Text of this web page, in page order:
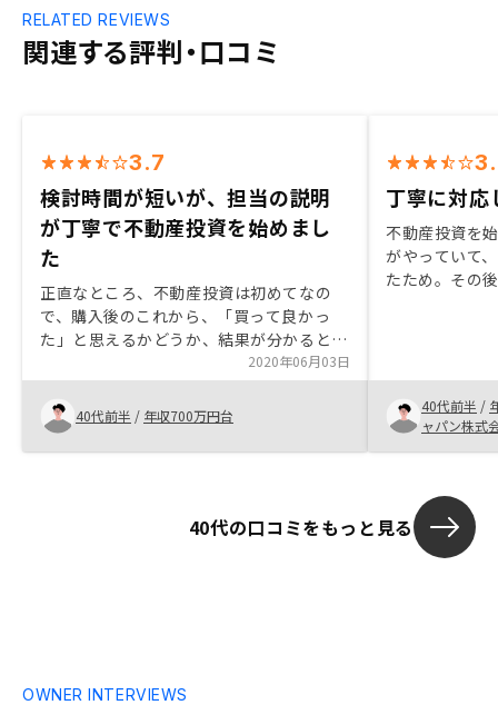
関連する評判・口コミ
RELATED REVIEWS
3.7
検討時間が短いが、担当の説明
が丁寧で不動産投資を始めまし
た
正直なところ、不動産投資は初めてなの
で、購入後のこれから、「買って良かっ
た」と思えるかどうか、結果が分かると思
います。説明を聞く限り、考え得るリスク
を考慮しても賢明な選択かな、と感じまし
た。担当の方の確信に満ちた雰囲気や熱意
は、「この方のセールスを信じてみよう。
これからも頼ってみたい。」と思わせるも
す。決めてから、後になって疑問点が複数
いのかもしれませんし、初心者の私には分
2020年06月03日
40代前半 / 年収700万円台
丁寧に対応
不動産投資を
がやっていて
たため。その
40代前半 /
ャパン株式
40代の口コミをもっと見る
OWNER INTERVIEWS